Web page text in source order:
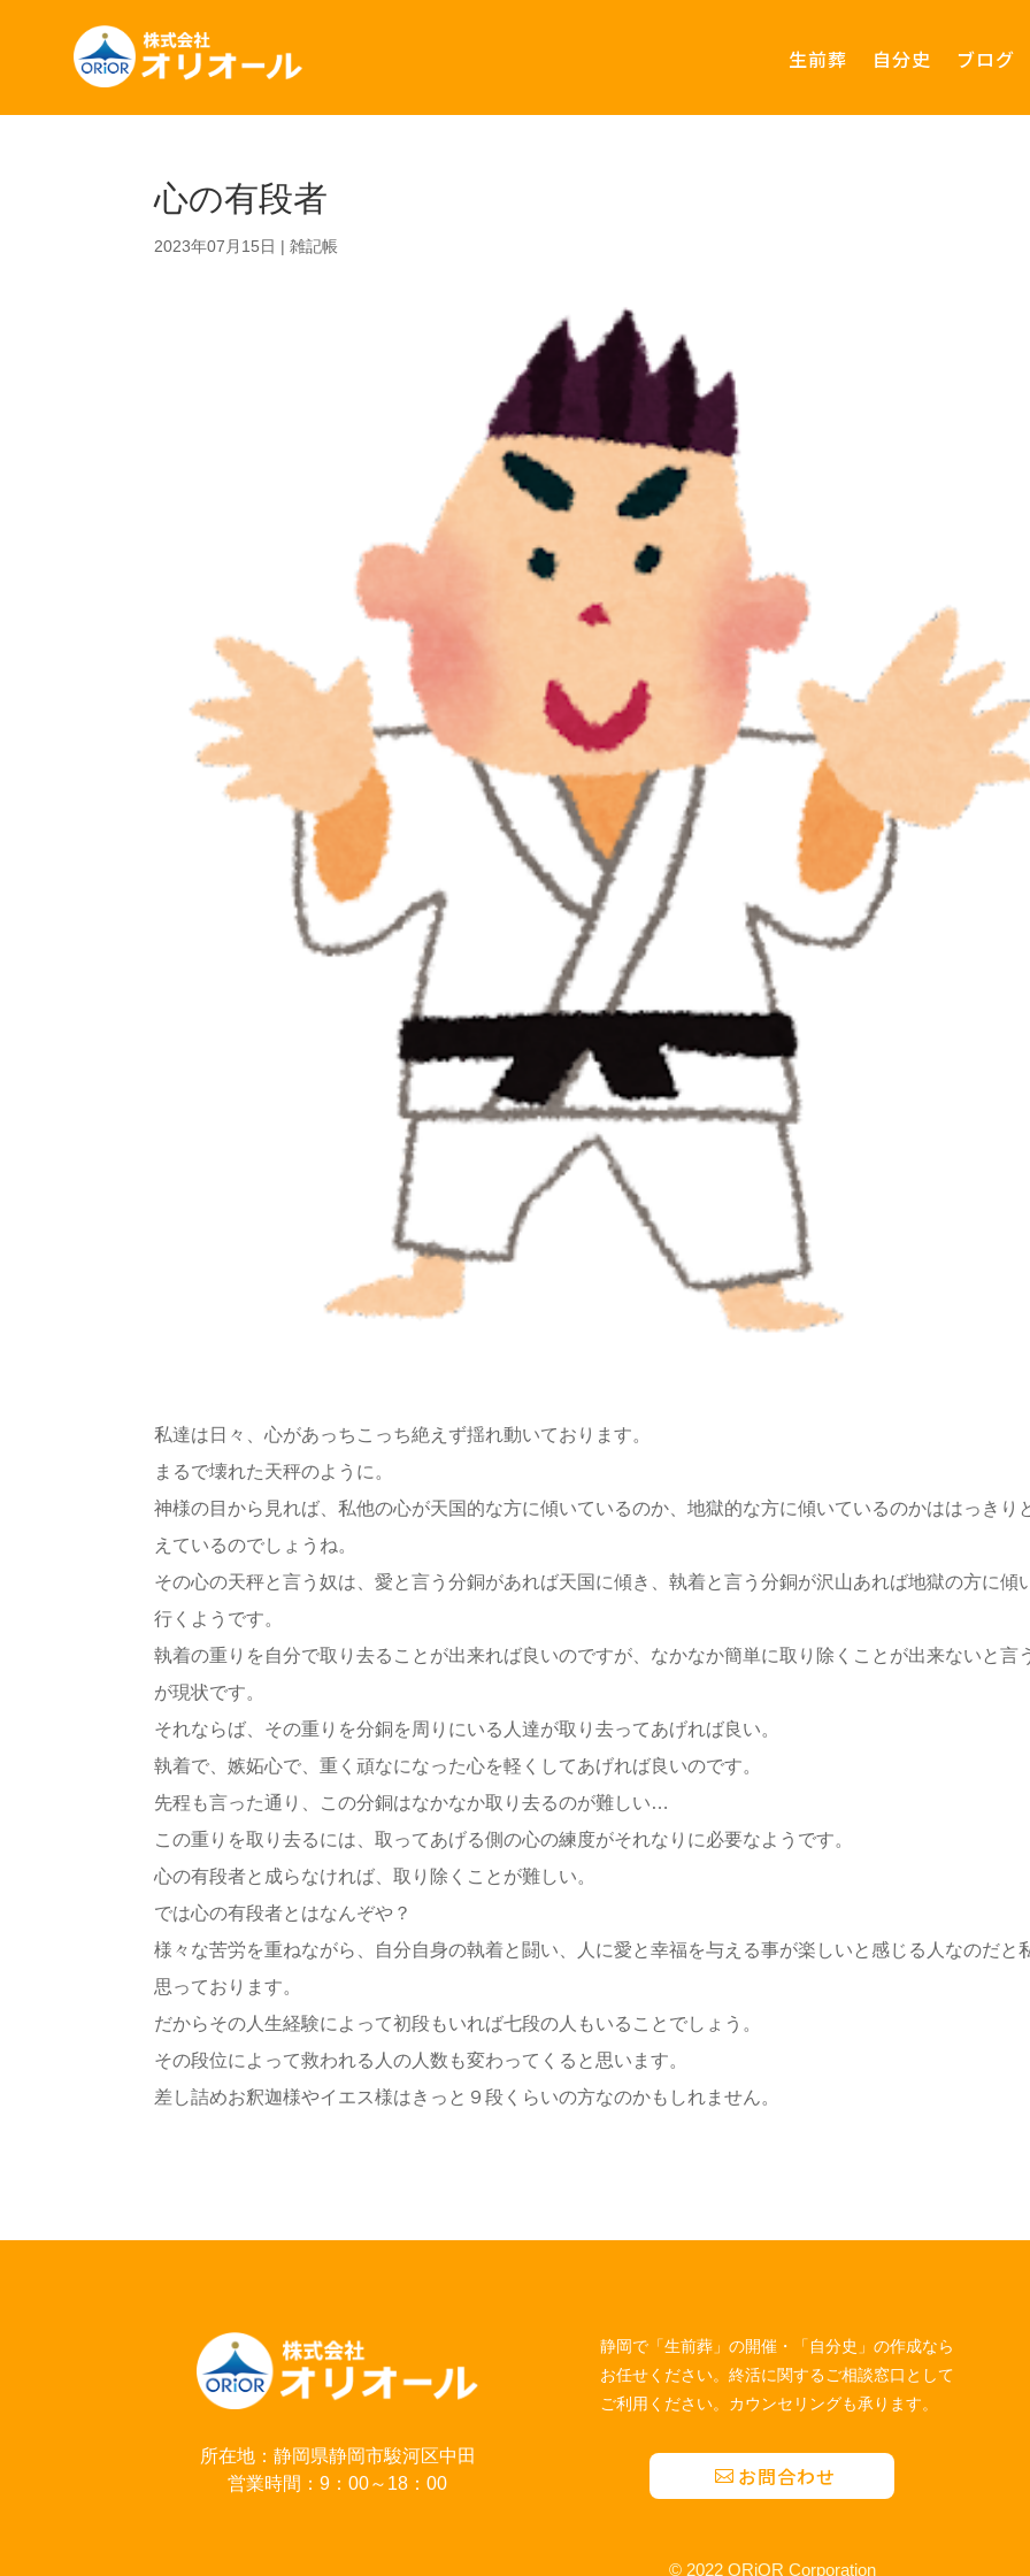
生前葬 自分史 ブログ
心の有段者
2023年07月15日 |雑記帳
私達は日々、心があっちこっち絶えず揺れ動いております。
まるで壊れた天秤のように。
神様の目から見れば、私他の心が天国的な方に傾いているのか、地獄的な方に傾いているのかははっきり
えているのでしょうね。
その心の天秤と言う奴は、愛と言う分銅があれば天国に傾き、執着と言う分銅が沢山あれば地獄の方に傾
行くようです。
執着の重りを自分で取り去ることが出来れば良いのですが、なかなか簡単に取り除くことが出来ないと言
が現状です。
それならば、その重りを分銅を周りにいる人達が取り去ってあげれば良い。
執着で、嫉妬心で、重く頑なになった心を軽くしてあげれば良いのです。
先程も言った通り、この分銅はなかなか取り去るのが難しい…
この重りを取り去るには、取ってあげる側の心の練度がそれなりに必要なようです。
心の有段者と成らなければ、取り除くことが難しい。
では心の有段者とはなんぞや？
様々な苦労を重ねながら、自分自身の執着と闘い、人に愛と幸福を与える事が楽しいと感じる人なのだと
思っております。
だからその人生経験によって初段もいれば七段の人もいることでしょう。
その段位によって救われる人の人数も変わってくると思います。
差し詰めお釈迦様やイエス様はきっと９段くらいの方なのかもしれません。
所在地：静岡県静岡市駿河区中田
営業時間：9：00～18：00
静岡で「生前葬」の開催・「自分史」の作成なら
お任せください。終活に関するご相談窓口として
ご利用ください。カウンセリングも承ります。
お問合わせ
© 2022 ORiOR Corporation